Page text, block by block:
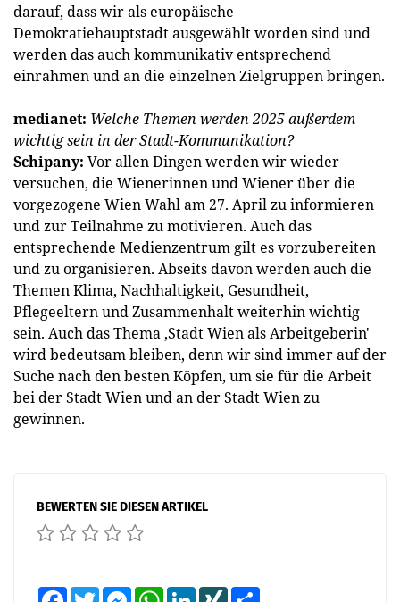
darauf, dass wir als europäische
Demokratiehauptstadt ausgewählt worden sind und
werden das auch kommunikativ entsprechend
einrahmen und an die einzelnen Zielgruppen bringen.
medianet: Welche Themen werden 2025 außerdem
wichtig sein in der Stadt-Kommunikation?
Schipany: Vor allen Dingen werden wir wieder
versuchen, die Wienerinnen und Wiener über die
vorgezogene Wien Wahl am 27. April zu informieren
und zur Teilnahme zu motivieren. Auch das
entsprechende Medienzentrum gilt es vorzubereiten
und zu organisieren. Abseits davon werden auch die
Themen Klima, Nachhaltigkeit, Gesundheit,
Pflegeeltern und Zusammenhalt weiterhin wichtig
sein. Auch das Thema ‚Stadt Wien als Arbeitgeberin'
wird bedeutsam bleiben, denn wir sind immer auf der
Suche nach den besten Köpfen, um sie für die Arbeit
bei der Stadt Wien und an der Stadt Wien zu
gewinnen.
BEWERTEN SIE DIESEN ARTIKEL
FacebookTwitter MessengerWhatsAppLinkedInXING